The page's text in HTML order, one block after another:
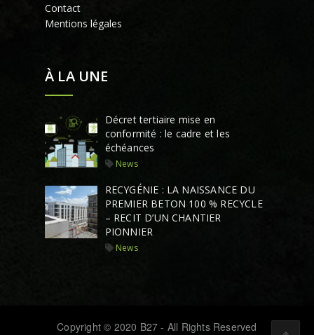
Contact
Mentions légales
À LA UNE
Décret tertiaire mise en
conformité : le cadre et les
échéances
News
RECYGÉNIE : LA NAISSANCE DU
PREMIER BETON 100 % RECYCLE
– RECIT D’UN CHANTIER
PIONNIER
News
Copyright © 2020 B27 - All Rights Reserved